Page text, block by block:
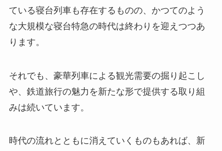
ている寝台列車も存在するものの、かつてのよう
な大規模な寝台特急の時代は終わりを迎えつつあ
ります。
それでも、豪華列車による観光需要の掘り起こし
や、鉄道旅行の魅力を新たな形で提供する取り組
みは続いています。
時代の流れとともに消えていくものもあれば、新